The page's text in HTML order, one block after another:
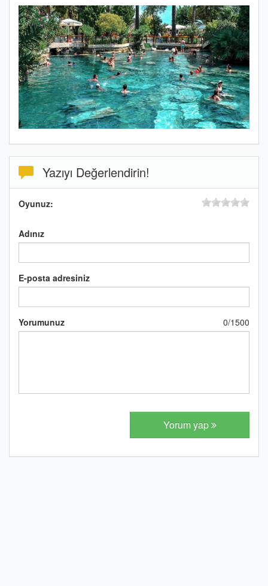
Yazıyı Değerlendirin!
Oyunuz:
Adınız
E-posta adresiniz
Yorumunuz 0/1500
Yorum yap